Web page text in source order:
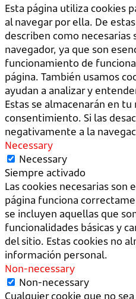
Esta página utiliza cookies
al navegar por ella. De
describen como necesarias
navegador, ya que son
funcionamiento de
página. También usamos
ayudan a analizar y
Estas se almacenarán en
consentimiento. Si las
negativamente a la
Necessary
Necessary
Siempre activado
Las cookies necesarias son
página funciona
se incluyen aquellas que
funcionalidades básicas y
del sitio. Estas cookies no
información personal.
Non-necessary
Non-necessary
Cualquier cookie que no